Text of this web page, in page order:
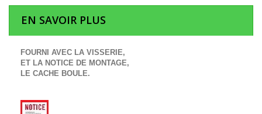
EN SAVOIR PLUS
FOURNI AVEC LA VISSERIE,
ET LA NOTICE DE MONTAGE,
LE CACHE BOULE.